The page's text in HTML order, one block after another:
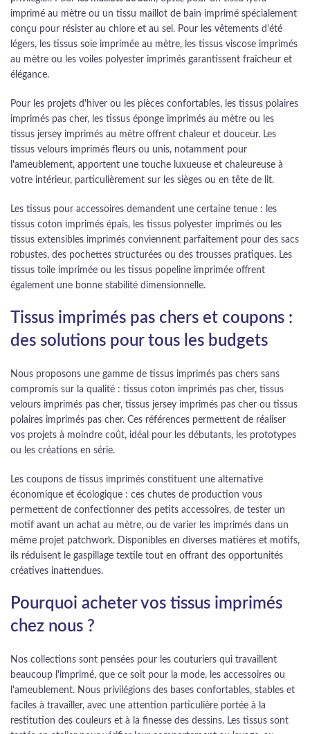
imprimé au mètre ou un tissu maillot de bain imprimé spécialement
conçu pour résister au chlore et au sel. Pour les vêtements d'été
légers, les tissus soie imprimée au mètre, les tissus viscose imprimés
au mètre ou les voiles polyester imprimés garantissent fraîcheur et
élégance.
Pour les projets d'hiver ou les pièces confortables, les tissus polaires
imprimés pas cher, les tissus éponge imprimés au mètre ou les
tissus jersey imprimés au mètre offrent chaleur et douceur. Les
tissus velours imprimés fleurs ou unis, notamment pour
l'ameublement, apportent une touche luxueuse et chaleureuse à
votre intérieur, particulièrement sur les sièges ou en tête de lit.
Les tissus pour accessoires demandent une certaine tenue : les
tissus coton imprimés épais, les tissus polyester imprimés ou les
tissus extensibles imprimés conviennent parfaitement pour des sacs
robustes, des pochettes structurées ou des trousses pratiques. Les
tissus toile imprimée ou les tissus popeline imprimée offrent
également une bonne stabilité dimensionnelle.
Tissus imprimés pas chers et coupons :
des solutions pour tous les budgets
Nous proposons une gamme de tissus imprimés pas chers sans
compromis sur la qualité : tissus coton imprimés pas cher, tissus
velours imprimés pas cher, tissus jersey imprimés pas cher ou tissus
polaires imprimés pas cher. Ces références permettent de réaliser
vos projets à moindre coût, idéal pour les débutants, les prototypes
ou les créations en série.
Les coupons de tissus imprimés constituent une alternative
économique et écologique : ces chutes de production vous
permettent de confectionner des petits accessoires, de tester un
motif avant un achat au mètre, ou de varier les imprimés dans un
même projet patchwork. Disponibles en diverses matières et motifs,
ils réduisent le gaspillage textile tout en offrant des opportunités
créatives inattendues.
Pourquoi acheter vos tissus imprimés
chez nous ?
Nos collections sont pensées pour les couturiers qui travaillent
beaucoup l'imprimé, que ce soit pour la mode, les accessoires ou
l'ameublement. Nous privilégions des bases confortables, stables et
faciles à travailler, avec une attention particulière portée à la
restitution des couleurs et à la finesse des dessins. Les tissus sont